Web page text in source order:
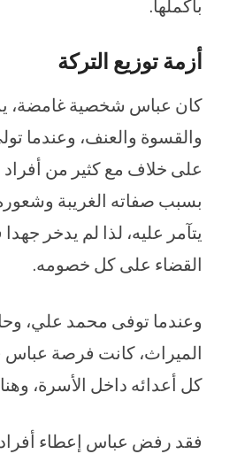
بأكملها.
أزمة توزيع التركة
كان عباس شخصية غامضة،
والقسوة والعنف، وعندما
على خلاف مع كثير من أفراد
بسبب صفاته الغريبة
يتآمر عليه، لذا لم يدخر
القضاء على كل خصومه.
وعندما توفى محمد علي،
الميراث، كانت فرصة عباس
كل أعدائه داخل الأسرة،
فقد رفض عباس إعطاء أفراد